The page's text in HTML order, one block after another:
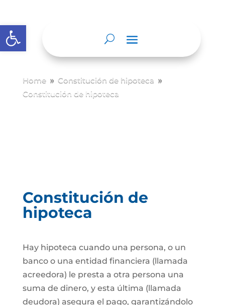
Abrir barra de herramientas
Home 9 Constitución de hipoteca 9
Constitución de hipoteca
Constitución de
hipoteca
Hay hipoteca cuando una persona, o un
banco o una entidad financiera (llamada
acreedora) le presta a otra persona una
suma de dinero, y esta última (llamada
deudora) asegura el pago, garantizándolo